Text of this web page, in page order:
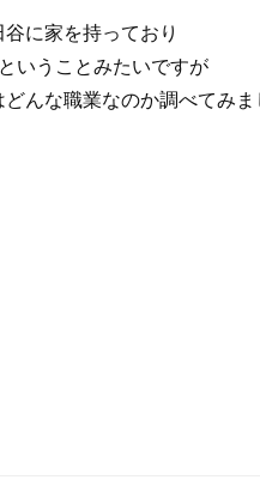
に家を持っており
ということみたいですが
んな職業なのか調べてみま